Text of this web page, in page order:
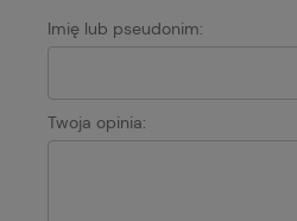
Imię lub pseudonim:
Twoja opinia: